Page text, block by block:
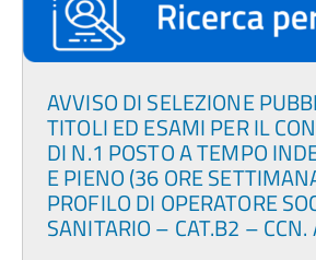
AVVISO DI SELEZIONE
TITOLI ED ESAMI PER IL
DI N.1 POSTO A TEMPO
E PIENO (36 ORE
PROFILO DI OPERATORE
SANITARIO – CAT.B2 – CCN.